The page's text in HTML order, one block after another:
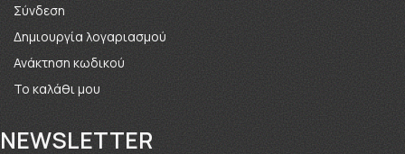
Σύνδεση
Δημιουργία λογαριασμού
Ανάκτηση κωδικού
Το καλάθι μου
NEWSLETTER